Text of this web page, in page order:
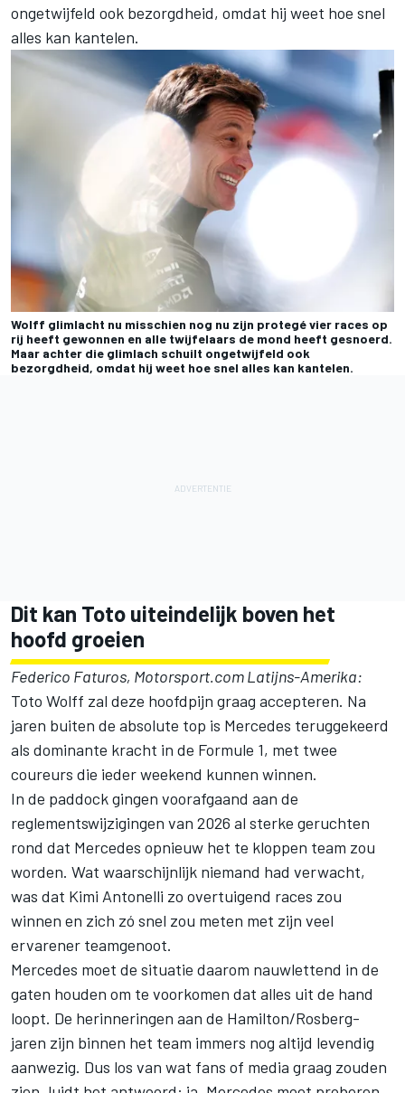
ongetwijfeld ook bezorgdheid, omdat hij weet hoe snel
alles kan kantelen.
Wolff glimlacht nu misschien nog nu zijn protegé vier races op
rij heeft gewonnen en alle twijfelaars de mond heeft gesnoerd.
Maar achter die glimlach schuilt ongetwijfeld ook
bezorgdheid, omdat hij weet hoe snel alles kan kantelen.
Dit kan Toto uiteindelijk boven het
hoofd groeien
Federico Faturos, Motorsport.com Latijns-Amerika:
Toto Wolff zal deze hoofdpijn graag accepteren. Na
jaren buiten de absolute top is Mercedes teruggekeerd
als dominante kracht in de Formule 1, met twee
coureurs die ieder weekend kunnen winnen.
In de paddock gingen voorafgaand aan de
reglementswijzigingen van 2026 al sterke geruchten
rond dat Mercedes opnieuw het te kloppen team zou
worden. Wat waarschijnlijk niemand had verwacht,
was dat Kimi Antonelli zo overtuigend races zou
winnen en zich zó snel zou meten met zijn veel
ervarener teamgenoot.
Mercedes moet de situatie daarom nauwlettend in de
gaten houden om te voorkomen dat alles uit de hand
loopt. De herinneringen aan de Hamilton/Rosberg-
jaren zijn binnen het team immers nog altijd levendig
aanwezig. Dus los van wat fans of media graag zouden